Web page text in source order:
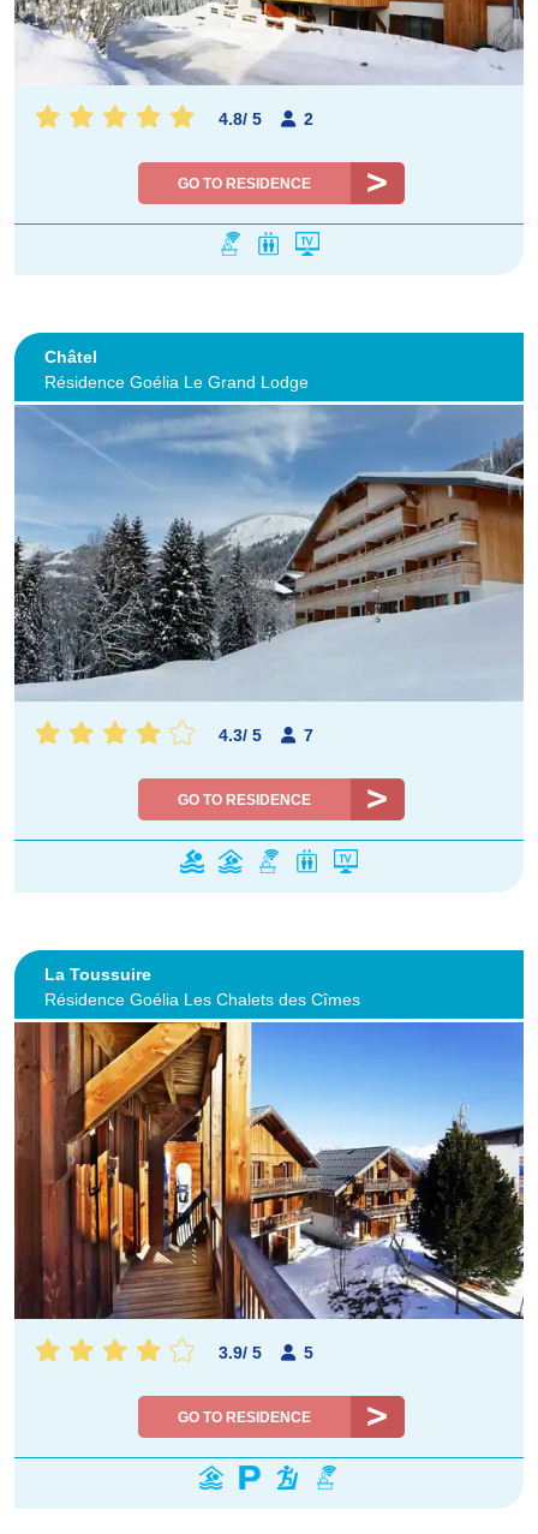
4.8/ 5 2
GO TO RESIDENCE
Châtel
Résidence Goélia Le Grand Lodge
4.3/ 5 7
GO TO RESIDENCE
La Toussuire
Résidence Goélia Les Chalets des Cîmes
3.9/ 5 5
GO TO RESIDENCE